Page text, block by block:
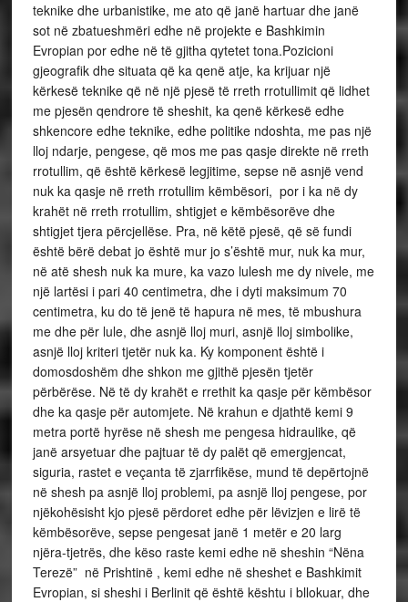
teknike dhe urbanistike, me ato që janë hartuar dhe janë
sot në zbatueshmëri edhe në projekte e Bashkimin
Evropian por edhe në të gjitha qytetet tona.Pozicioni
gjeografik dhe situata që ka qenë atje, ka krijuar një
kërkesë teknike që në një pjesë të rreth rrotullimit që lidhet
me pjesën qendrore të sheshit, ka qenë kërkesë edhe
shkencore edhe teknike, edhe politike ndoshta, me pas një
lloj ndarje, pengese, që mos me pas qasje direkte në rreth
rrotullim, që është kërkesë legjitime, sepse në asnjë vend
nuk ka qasje në rreth rrotullim këmbësori, por i ka në dy
krahët në rreth rrotullim, shtigjet e këmbësorëve dhe
shtigjet tjera përcjellëse. Pra, në këtë pjesë, që së fundi
është bërë debat jo është mur jo s’është mur, nuk ka mur,
në atë shesh nuk ka mure, ka vazo lulesh me dy nivele, me
një lartësi i pari 40 centimetra, dhe i dyti maksimum 70
centimetra, ku do të jenë të hapura në mes, të mbushura
me dhe për lule, dhe asnjë lloj muri, asnjë lloj simbolike,
asnjë lloj kriteri tjetër nuk ka. Ky komponent është i
domosdoshëm dhe shkon me gjithë pjesën tjetër
përbërëse. Në të dy krahët e rrethit ka qasje për këmbësor
dhe ka qasje për automjete. Në krahun e djathtë kemi 9
metra portë hyrëse në shesh me pengesa hidraulike, që
janë arsyetuar dhe pajtuar të dy palët që emergjencat,
siguria, rastet e veçanta të zjarrfikëse, mund të depërtojnë
në shesh pa asnjë lloj problemi, pa asnjë lloj pengese, por
njëkohësisht kjo pjesë përdoret edhe për lëvizjen e lirë të
këmbësorëve, sepse pengesat janë 1 metër e 20 larg
njëra-tjetrës, dhe këso raste kemi edhe në sheshin “Nëna
Terezë” në Prishtinë , kemi edhe në sheshet e Bashkimit
Evropian, si sheshi i Berlinit që është kështu i bllokuar, dhe